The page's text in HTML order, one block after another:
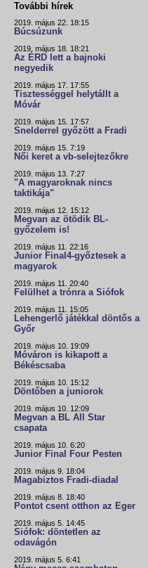
További hírek
2019. május 22. 18:15
Búcsúzunk
2019. május 18. 18:21
Az ÉRD lett a bajnoki
negyedik
2019. május 17. 17:55
Tisztességgel helytállt a
Móvár
2019. május 15. 17:57
Snelderrel győzött a Fradi
2019. május 15. 7:19
Női keret a vb-selejtezőkre
2019. május 13. 7:27
"A magyaroknak nincs
taktikája"
2019. május 12. 15:12
Megvan az ötödik BL-
győzelem is!
2019. május 11. 22:16
Junior Final4-győztesek a
magyarok
2019. május 11. 20:40
Felülhet a trónra a Siófok
2019. május 11. 15:05
Lehengerlő játékkal döntős a
Győr
2019. május 10. 19:09
Móváron is kikapott a
Békéscsaba
2019. május 10. 15:12
Döntőben a juniorok
2019. május 10. 12:09
Megvan a BL All Star
csapata
2019. május 10. 6:20
Junior Final Four Pesten
2019. május 9. 18:04
Magabiztos Fradi-diadal
2019. május 8. 18:40
Pontot csent otthon az Eger
2019. május 5. 14:45
Siófok: döntetlen az
odavágón
2019. május 5. 6:41